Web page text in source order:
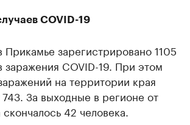
COVID-19
зарегистрировано 1105
заражения COVID-19. При этом
на территории края
743. За выходные в регионе от
42 человека.